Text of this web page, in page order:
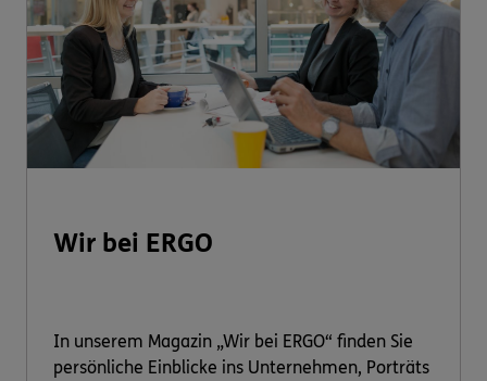
Wir bei ERGO
In unserem Magazin „Wir bei ERGO“ finden Sie
persönliche Einblicke ins Unternehmen, Porträts